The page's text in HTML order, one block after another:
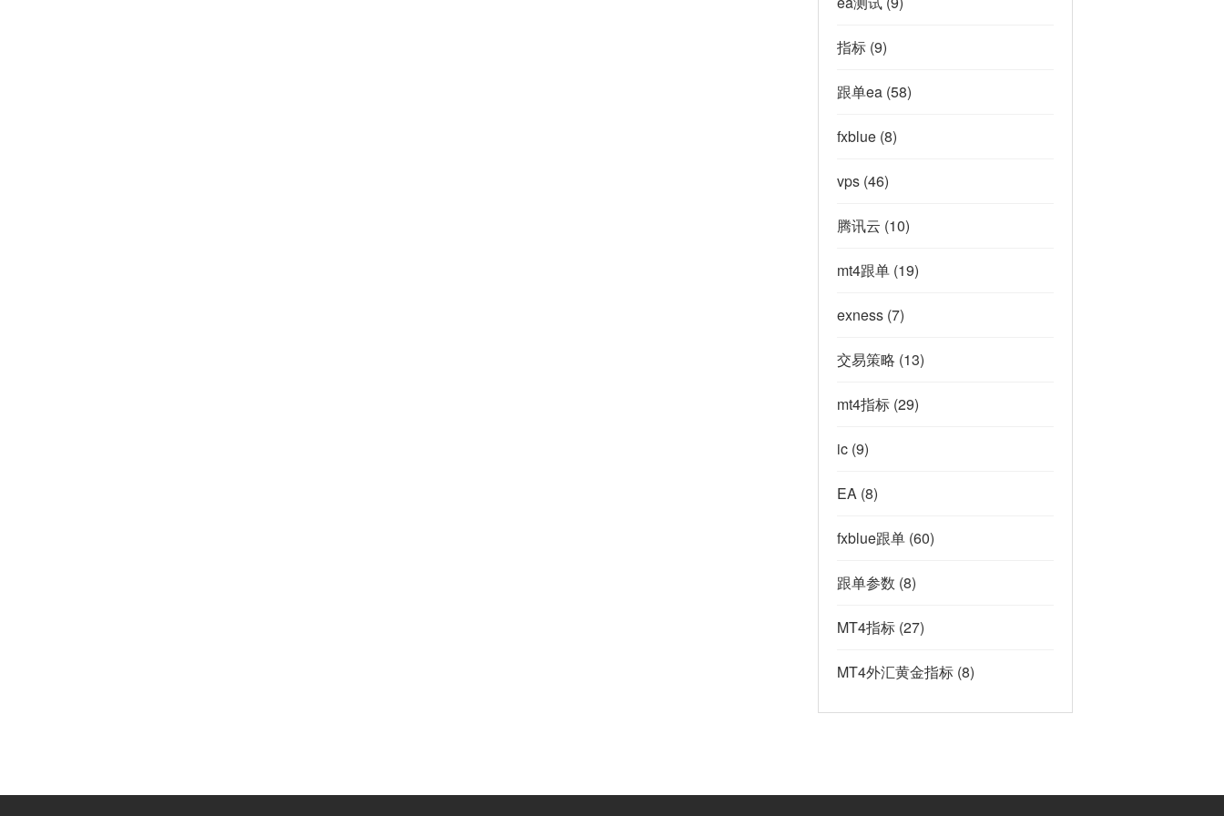
指标(9)
跟单ea(58)
fxblue(8)
vps(46)
腾讯云 (10)
mt4跟单(19)
exness(7)
交易策略 (13)
mt4指标(29)
ic(9)
EA(8)
fxblue跟单(60)
跟单参数 (8)
MT4指标(27)
MT4外汇黄金指标(8)